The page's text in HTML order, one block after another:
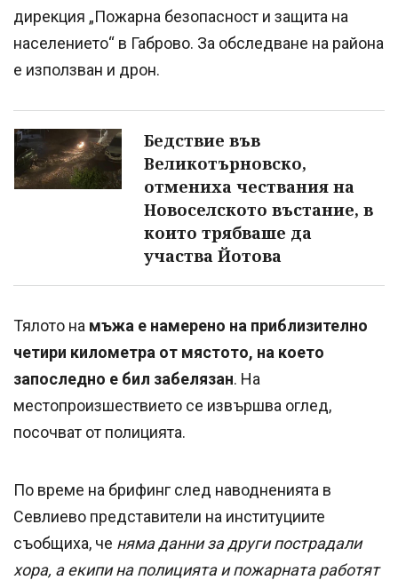
дирекция „Пожарна безопасност и защита на
населението“ в Габрово. За обследване на района
е използван и дрон.
Бедствие във
Великотърновско,
отмениха чествания на
Новоселското въстание, в
които трябваше да
участва Йотова
Тялото на мъжа е намерено на приблизително
четири километра от мястото, на което
запоследно е бил забелязан. На
местопроизшествието се извършва оглед,
посочват от полицията.
По време на брифинг след наводненията в
Севлиево представители на институциите
съобщиха, че няма данни за други пострадали
хора, а екипи на полицията и пожарната работят